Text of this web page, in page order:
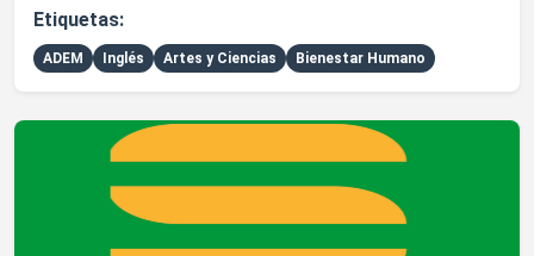
Etiquetas:
ADEM Inglés Artes y Ciencias Bienestar Humano
Ver detalles de ColorStack University of Puerto Rico